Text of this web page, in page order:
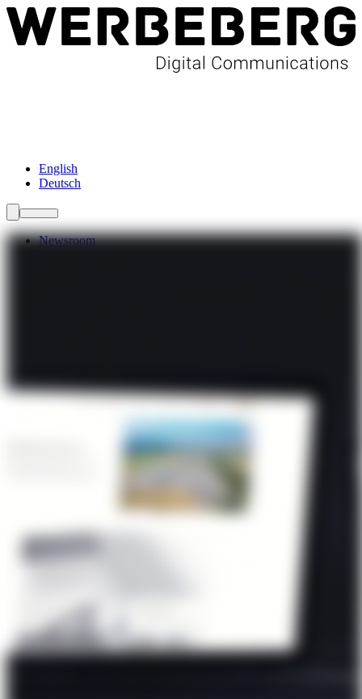
English
Deutsch
Newsroom
Über Uns